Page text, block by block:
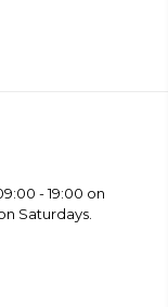
- 19:00 on
Saturdays.